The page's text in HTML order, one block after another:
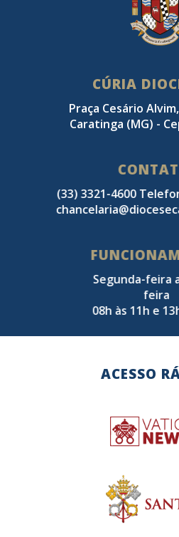
CÚRIA
Praça Cesário
Caratinga (MG) -
(33) 3321-4600
Segunda-feira
feira
08h às 11h e
ACESSO